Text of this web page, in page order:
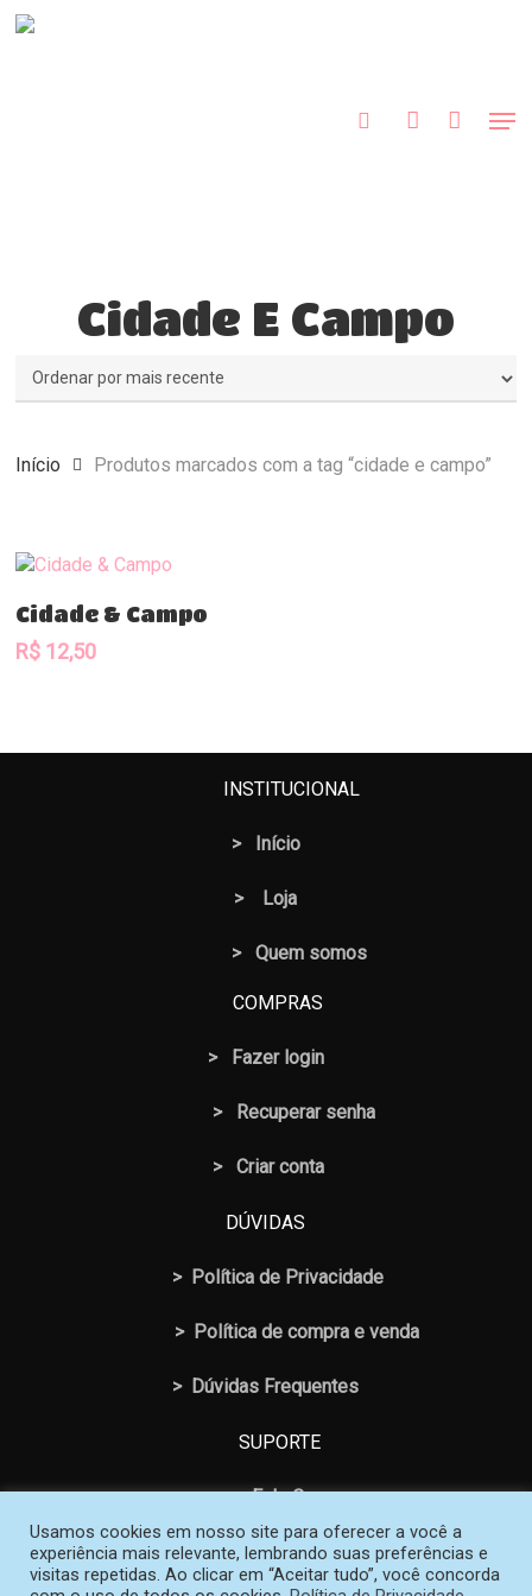
Skip
Cidade E Campo
Início Produtos marcados com a tag “cidade e campo”
Comprar
Cidade & Campo
R$ 12,50
INSTITUCIONAL
> Início
> Loja
> Quem somos
COMPRAS
> Fazer login
> Recuperar senha
> Criar conta
DÚVIDAS
> Política de Privacidade
> Política de compra e venda
> Dúvidas Frequentes
SUPORTE
> Fale Conosco
Usamos cookies em nosso site para oferecer a você a
experiência mais relevante, lembrando suas preferências e
visitas repetidas. Ao clicar em “Aceitar tudo”, você concorda